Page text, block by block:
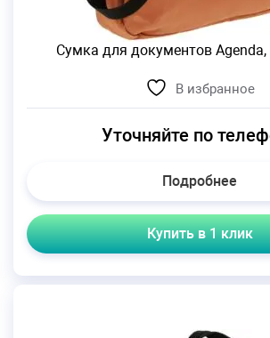
Сумка для документов
В избранное
Уточняйте по
Подробнее
Купить в 1 клик